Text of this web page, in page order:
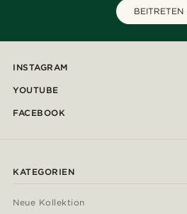
BEITRETEN
INSTAGRAM
YOUTUBE
FACEBOOK
KATEGORIEN
Neue Kollektion